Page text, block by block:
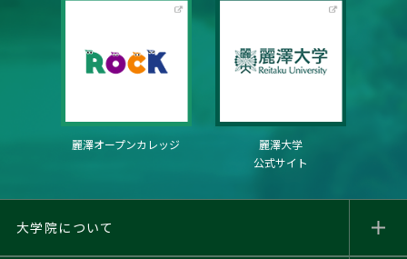
麗澤オープンカレッジ
麗澤大学
公式サイト
大学院について